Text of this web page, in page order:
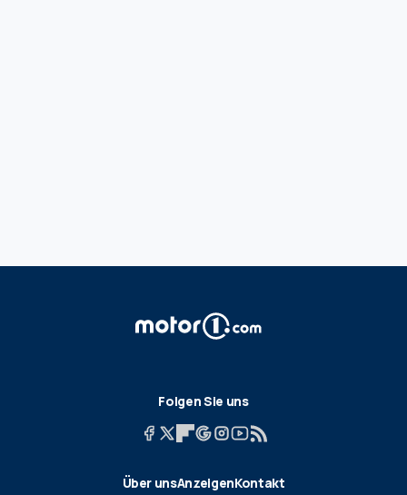
Folgen Sie uns
Über unsAnzeigenKontakt